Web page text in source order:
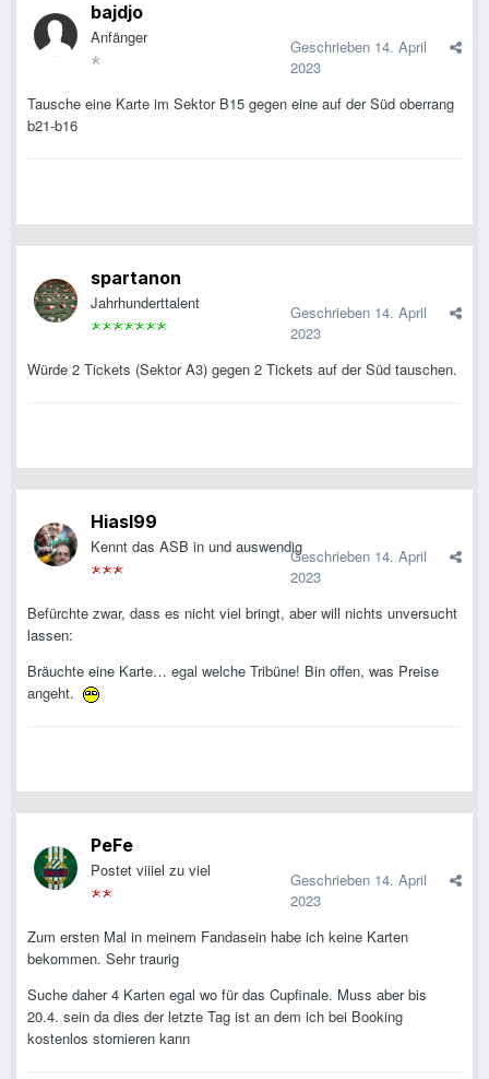
bajdjo
Anfänger Geschrieben 14. April
2023
Tausche eine Karte im Sektor B15 gegen eine auf der Süd oberrang
b21-b16
spartanon
Jahrhunderttalent Geschrieben 14. April
2023
Würde 2 Tickets (Sektor A3) gegen 2 Tickets auf der Süd tauschen.
Hiasl99
Kennt das ASB in und auswendigGeschrieben 14. April
2023
Befürchte zwar, dass es nicht viel bringt, aber will nichts unversucht
lassen:
Bräuchte eine Karte… egal welche Tribüne! Bin offen, was Preise
angeht.
PeFe
Postet viiiel zu viel Geschrieben 14. April
2023
Zum ersten Mal in meinem Fandasein habe ich keine Karten
bekommen. Sehr traurig
Suche daher 4 Karten egal wo für das Cupfinale. Muss aber bis
20.4. sein da dies der letzte Tag ist an dem ich bei Booking
kostenlos stornieren kann